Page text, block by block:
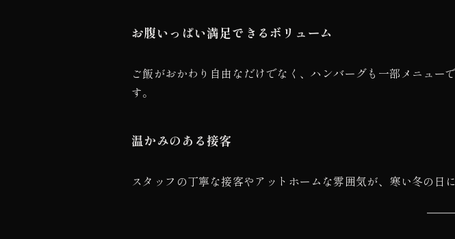
お腹いっぱい満足できるボリューム
ご飯がおかわり自由なだけでなく、ハンバーグも一部メニュ
す。
温かみのある接客
スタッフの丁寧な接客やアットホームな雰囲気が、寒い冬の日